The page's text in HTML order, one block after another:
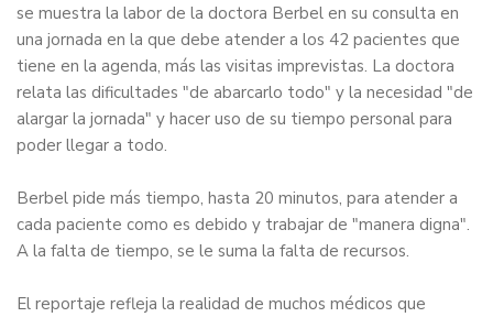
se muestra la labor de la doctora Berbel en su consulta en
una jornada en la que debe atender a los 42 pacientes que
tiene en la agenda, más las visitas imprevistas. La doctora
relata las dificultades "de abarcarlo todo" y la necesidad "de
alargar la jornada" y hacer uso de su tiempo personal para
poder llegar a todo.
Berbel pide más tiempo, hasta 20 minutos, para atender a
cada paciente como es debido y trabajar de "manera digna".
A la falta de tiempo, se le suma la falta de recursos.
El reportaje refleja la realidad de muchos médicos que